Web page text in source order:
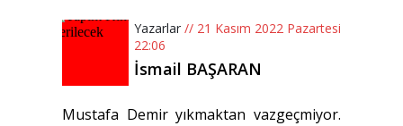
Yazarlar // 21 Kasım 2022 Pazartesi
22:06
İsmail BAŞARAN
Mustafa Demir yıkmaktan vazgeçmiyor.